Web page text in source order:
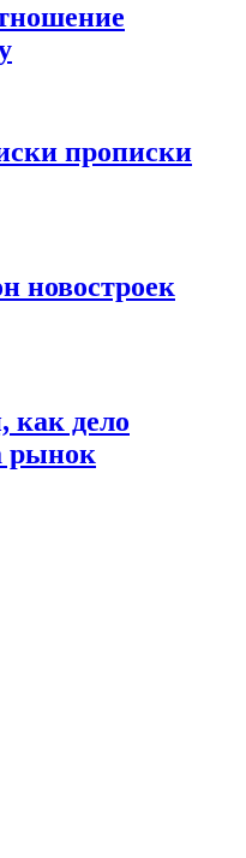
прописки
новостроек
как дело
рынок